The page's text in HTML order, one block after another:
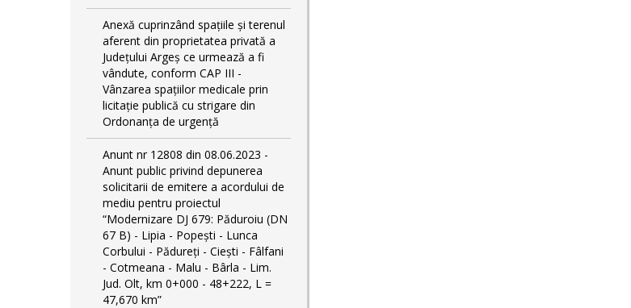
Anexă cuprinzând spaţiile şi terenul
aferent din proprietatea privată a
Judeţului Argeş ce urmează a fi
vândute, conform CAP III -
Vânzarea spațiilor medicale prin
licitație publică cu strigare din
Ordonanța de urgență
Anunt nr 12808 din 08.06.2023 -
Anunt public privind depunerea
solicitarii de emitere a acordului de
mediu pentru proiectul
“Modernizare DJ 679: Păduroiu (DN
67 B) - Lipia - Popești - Lunca
Corbului - Pădureţi - Ciești - Fâlfani
- Cotmeana - Malu - Bârla - Lim.
Jud. Olt, km 0+000 - 48+222, L =
47,670 km”